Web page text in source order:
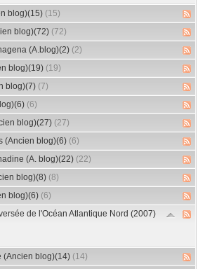
blog)(15) (15)
blog)(72) (72)
(A.blog)(2) (2)
blog)(19) (19)
blog)(7) (7)
(6)
blog)(27) (27)
(Ancien blog)(6) (6)
(A. blog)(22) (22)
blog)(8) (8)
blog)(6) (6)
de l'Océan Atlantique Nord (2007)
(Ancien blog)(14) (14)